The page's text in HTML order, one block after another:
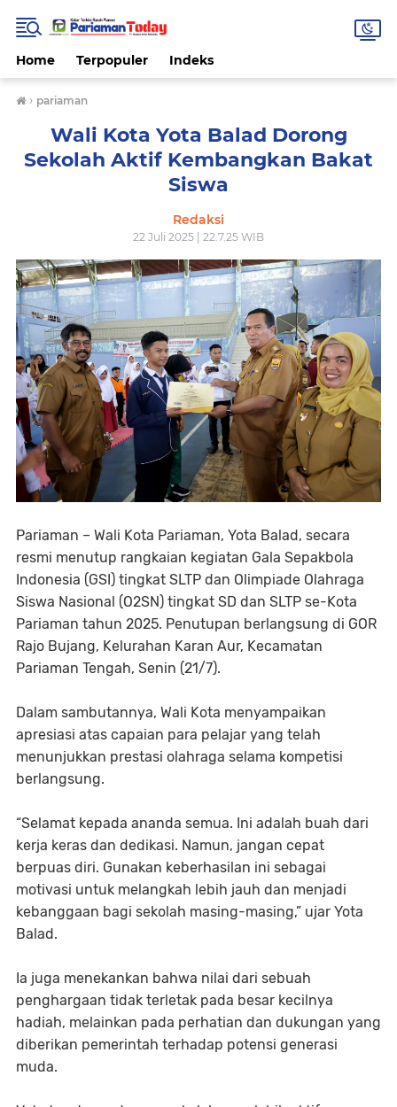
Home Terpopuler Indeks
› pariaman
Wali Kota Yota Balad Dorong
Sekolah Aktif Kembangkan Bakat
Siswa
Redaksi
22 Juli 2025 | 22.7.25 WIB
Pariaman – Wali Kota Pariaman, Yota Balad, secara
resmi menutup rangkaian kegiatan Gala Sepakbola
Indonesia (GSI) tingkat SLTP dan Olimpiade Olahraga
Siswa Nasional (O2SN) tingkat SD dan SLTP se-Kota
Pariaman tahun 2025. Penutupan berlangsung di GOR
Rajo Bujang, Kelurahan Karan Aur, Kecamatan
Pariaman Tengah, Senin (21/7).
Dalam sambutannya, Wali Kota menyampaikan
apresiasi atas capaian para pelajar yang telah
menunjukkan prestasi olahraga selama kompetisi
berlangsung.
“Selamat kepada ananda semua. Ini adalah buah dari
kerja keras dan dedikasi. Namun, jangan cepat
berpuas diri. Gunakan keberhasilan ini sebagai
motivasi untuk melangkah lebih jauh dan menjadi
kebanggaan bagi sekolah masing-masing,” ujar Yota
Balad.
Ia juga menekankan bahwa nilai dari sebuah
penghargaan tidak terletak pada besar kecilnya
hadiah, melainkan pada perhatian dan dukungan yang
diberikan pemerintah terhadap potensi generasi
muda.